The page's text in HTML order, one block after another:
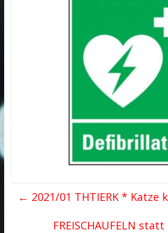
← 2021/01 THTIERK *
FREISCHAUFELN